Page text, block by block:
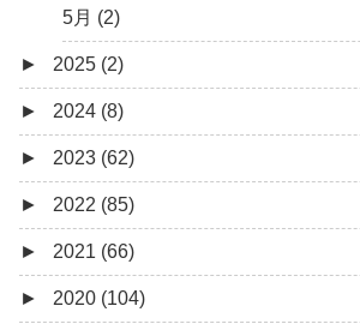
5月 (2)
► 2025 (2)
12月 (1)
6月 (1)
► 2024 (8)
8月 (1)
7月 (1)
5月 (2)
4月 (3)
► 2023 (62)
9月 (1)
8月 (1)
7月 (8)
► 2022 (85)
12月 (3)
10月 (1)
► 2021 (66)
12月 (4)
► 2020 (104)